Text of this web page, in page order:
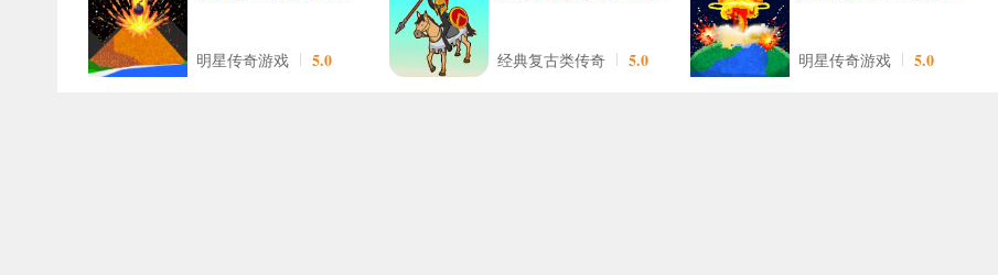
明星传奇游戏 5.0 经典复古类传奇 5.0 明星传奇游戏 5.0